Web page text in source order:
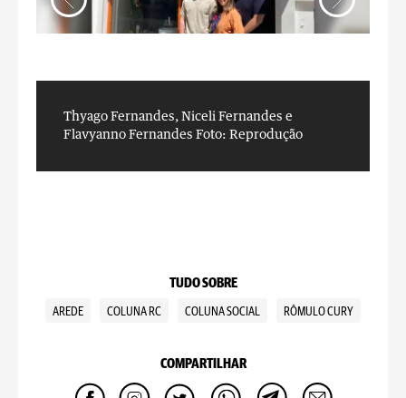
Thyago Fernandes, Niceli Fernandes e
Flavyanno Fernandes Foto: Reprodução
TUDO SOBRE
AREDE COLUNA RC COLUNA SOCIAL RÔMULO CURY
COMPARTILHAR